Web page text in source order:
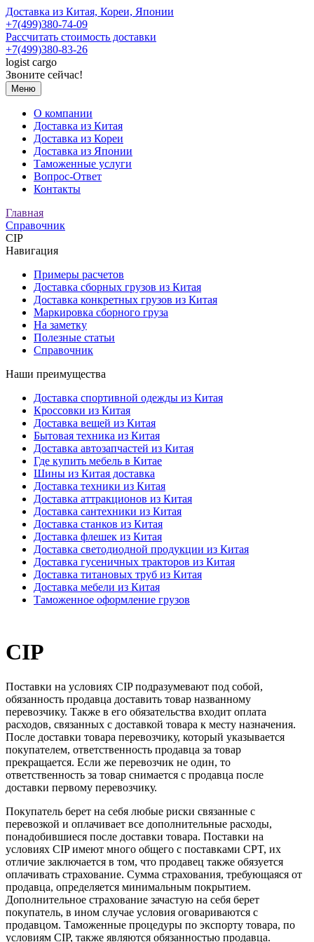
Доставка из Китая, Кореи, Японии
+7(499)380-74-09
Рассчитать стоимость доставки
+7(499)380-83-26
logist cargo
Звоните сейчас!
Меню
О компании
Доставка из Китая
Доставка из Кореи
Доставка из Японии
Таможенные услуги
Вопрос-Ответ
Контакты
Главная
Справочник
CIP
Навигация
Примеры расчетов
Доставка сборных грузов из Китая
Доставка конкретных грузов из Китая
Маркировка сборного груза
На заметку
Полезные статьи
Справочник
Наши преимущества
Доставка спортивной одежды из Китая
Кроссовки из Китая
Доставка вещей из Китая
Бытовая техника из Китая
Доставка автозапчастей из Китая
Где купить мебель в Китае
Шины из Китая доставка
Доставка техники из Китая
Доставка аттракционов из Китая
Доставка сантехники из Китая
Доставка станков из Китая
Доставка флешек из Китая
Доставка светодиодной продукции из Китая
Доставка гусеничных тракторов из Китая
Доставка титановых труб из Китая
Доставка мебели из Китая
Таможенное оформление грузов
CIP
Поставки на условиях CIP подразумевают под собой,
обязанность продавца доставить товар названному
перевозчику. Также в его обязательства входит оплата
расходов, связанных с доставкой товара к месту назначения.
После доставки товара перевозчику, который указывается
покупателем, ответственность продавца за товар
прекращается. Если же перевозчик не один, то
ответственность за товар снимается с продавца после
доставки первому перевозчику.
Покупатель берет на себя любые риски связанные с
перевозкой и оплачивает все дополнительные расходы,
понадобившиеся после доставки товара. Поставки на
условиях CIP имеют много общего с поставками CPT, их
отличие заключается в том, что продавец также обязуется
оплачивать страхование. Сумма страхования, требующаяся от
продавца, определяется минимальным покрытием.
Дополнительное страхование зачастую на себя берет
покупатель, в ином случае условия оговариваются с
продавцом. Таможенные процедуры по экспорту товара, по
условиям CIP, также являются обязанностью продавца.